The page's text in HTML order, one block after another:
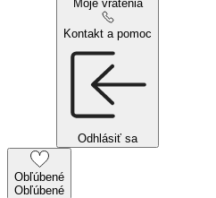
Moje vrátenia
Kontakt a pomoc
Odhlásiť sa
Obľúbené
Obľúbené